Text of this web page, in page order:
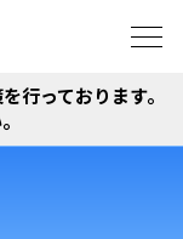
行っております。